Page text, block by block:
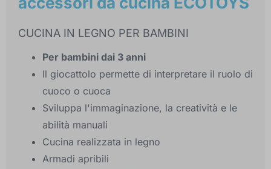
CUCINA IN LEGNO PER BAMBINI
Per bambini dai 3 anni
Il giocattolo permette di interpretare il ruolo di
cuoco o cuoca
Sviluppa l'immaginazione, la creatività e le
abilità manuali
Cucina realizzata in legno
Armadi apribili